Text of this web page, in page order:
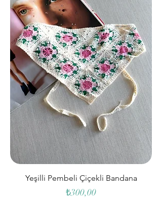
Yeşilli Pembeli Çiçekli Bandana
Fiyat
₺300,00